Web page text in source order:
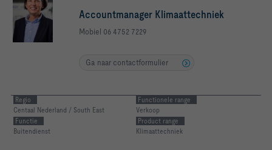
Accountmanager Klimaattechniek
Mobiel 06 4752 7229
Ga naar contactformulier
Regio
Centaal Nederland / South East
Functionele range
Verkoop
Functie
Buitendienst
Product range
Klimaattechniek